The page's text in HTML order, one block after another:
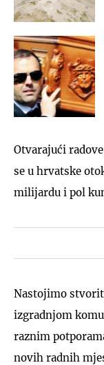
Otvarajući
se u hrvatske
milijardu i pol
Nastojimo
izgradnjom
raznim
novih radnih